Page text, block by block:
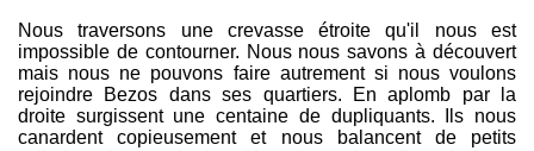
Nous traversons une crevasse étroite qu'il nous est
impossible de contourner. Nous nous savons à découvert
mais nous ne pouvons faire autrement si nous voulons
rejoindre Bezos dans ses quartiers. En aplomb par la
droite surgissent une centaine de dupliquants. Ils nous
canardent copieusement et nous balancent de petits